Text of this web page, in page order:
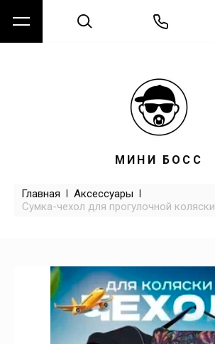
МИНИ БОСС
Главная | Аксессуары |
Сумка-чехол для прогулочной коляски